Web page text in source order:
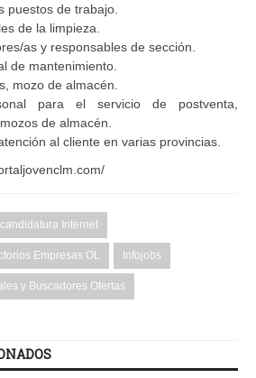
puestos de trabajo.
de la limpieza.
as y responsables de sección.
de mantenimiento.
mozo de almacén.
para el servicio de postventa,
de almacén.
al cliente en varias provincias.
Internet
Empresas OL Infojobs
y Buscadores Ofertas